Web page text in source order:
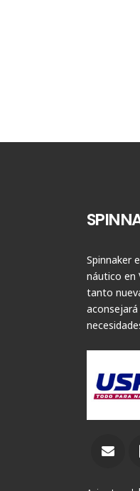
Spinnaker
náutico en
tanto